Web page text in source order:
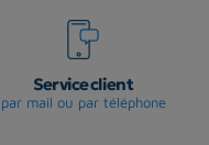
Service client
par mail ou par téléphone